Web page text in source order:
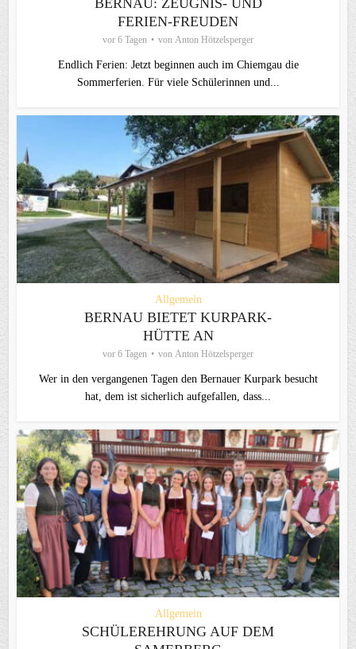
BERNAU: ZEUGNIS- UND
FERIEN-FREUDEN
vor 6 Tagen von Anton Hötzelsperger
Endlich Ferien: Jetzt beginnen auch im Chiemgau die
Sommerferien. Für viele Schülerinnen und...
Allgemein
BERNAU BIETET KURPARK-
HÜTTE AN
vor 6 Tagen von Anton Hötzelsperger
Wer in den vergangenen Tagen den Bernauer Kurpark besucht
hat, dem ist sicherlich aufgefallen, dass...
Allgemein
SCHÜLEREHRUNG AUF DEM